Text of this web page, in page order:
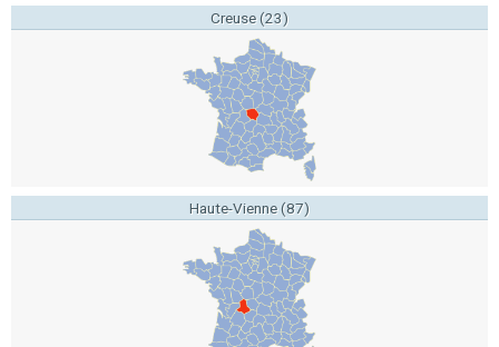
Creuse (23)
Haute-Vienne (87)